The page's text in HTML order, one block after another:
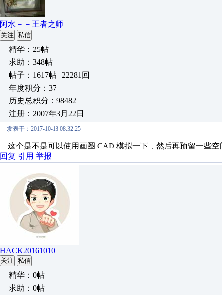
阿水－－王者之师
关注 私信
精华：25帖
求助：348帖
帖子：1617帖 | 22281回
年度积分：37
历史总积分：98482
注册：2007年3月22日
发表于：2017-10-18 08:32:25
这个是不是可以使用画圈 CAD 模拟一下，然后再预留一些空
回复 引用 举报
HACK20161010
关注 私信
精华：0帖
求助：0帖